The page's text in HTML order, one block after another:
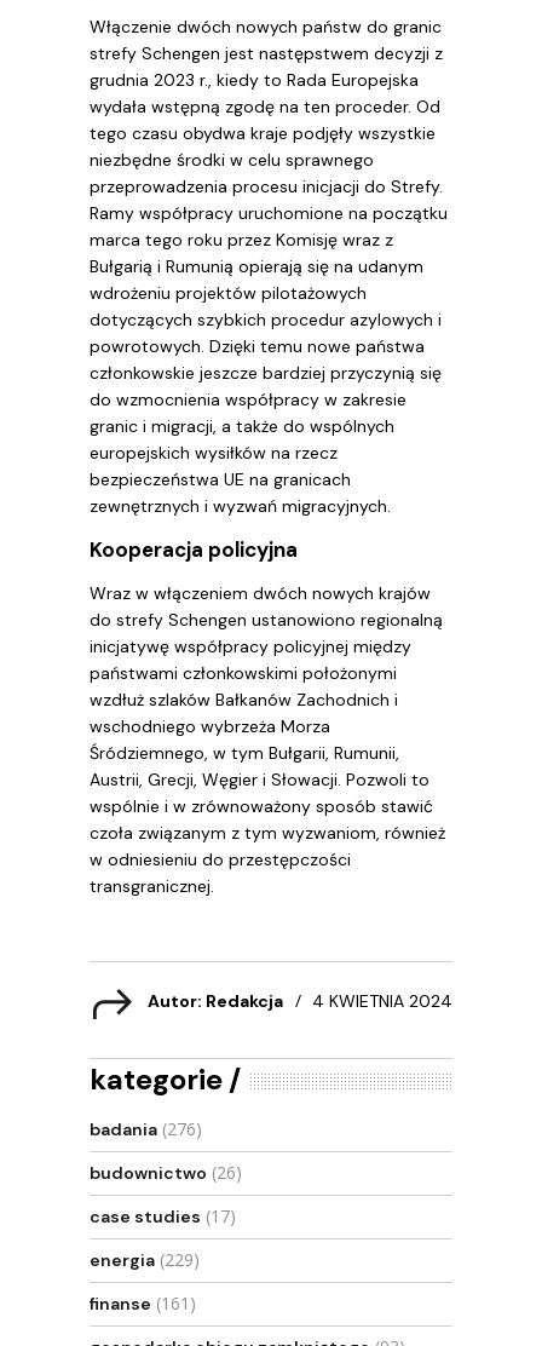
Włączenie dwóch nowych państw do granic
strefy Schengen jest następstwem decyzji z
grudnia 2023 r., kiedy to Rada Europejska
wydała wstępną zgodę na ten proceder. Od
tego czasu obydwa kraje podjęły wszystkie
niezbędne środki w celu sprawnego
przeprowadzenia procesu inicjacji do Strefy.
Ramy współpracy uruchomione na początku
marca tego roku przez Komisję wraz z
Bułgarią i Rumunią opierają się na udanym
wdrożeniu projektów pilotażowych
dotyczących szybkich procedur azylowych i
powrotowych. Dzięki temu nowe państwa
członkowskie jeszcze bardziej przyczynią się
do wzmocnienia współpracy w zakresie
granic i migracji, a także do wspólnych
europejskich wysiłków na rzecz
bezpieczeństwa UE na granicach
zewnętrznych i wyzwań migracyjnych.
Kooperacja policyjna
Wraz w włączeniem dwóch nowych krajów
do strefy Schengen ustanowiono regionalną
inicjatywę współpracy policyjnej między
państwami członkowskimi położonymi
wzdłuż szlaków Bałkanów Zachodnich i
wschodniego wybrzeża Morza
Śródziemnego, w tym Bułgarii, Rumunii,
Austrii, Grecji, Węgier i Słowacji. Pozwoli to
wspólnie i w zrównoważony sposób stawić
czoła związanym z tym wyzwaniom, również
w odniesieniu do przestępczości
transgranicznej.
Autor: Redakcja 4 KWIETNIA 2024
kategorie
badania (276)
budownictwo (26)
case studies (17)
energia (229)
finanse (161)